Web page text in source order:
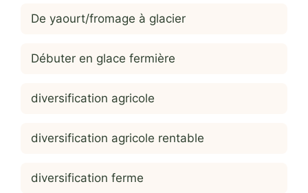
De yaourt/fromage à glacier
Débuter en glace fermière
diversification agricole
diversification agricole rentable
diversification ferme